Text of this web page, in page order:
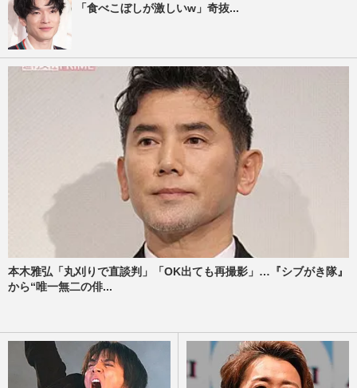
「食べこぼしが激しいw」奇抜...
本木雅弘「丸刈りで直談判」「OK出ても再撮影」…『シブがき隊』
から“唯一無二の俳...